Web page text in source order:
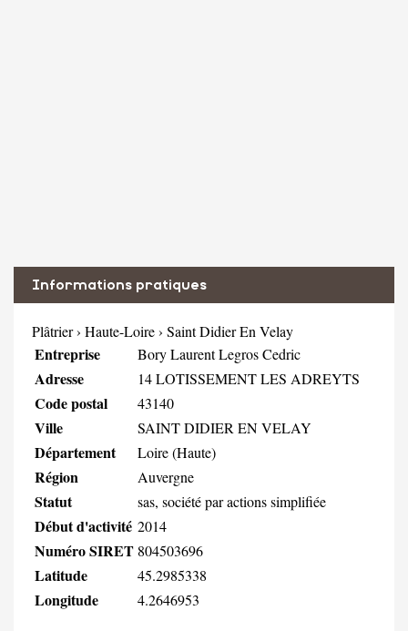
Informations pratiques
Plâtrier› Haute-Loire› Saint Didier En Velay
Entreprise Bory Laurent Legros Cedric
Adresse 14 LOTISSEMENT LES ADREYTS
Code postal 43140
Ville SAINT DIDIER EN VELAY
Département Loire (Haute)
Région Auvergne
Statut sas, société par actions simplifiée
Début d'activité 2014
Numéro SIRET 804503696
Latitude 45.2985338
Longitude 4.2646953